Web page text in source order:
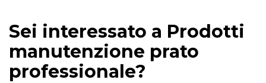
Sei interessato a Prodotti
manutenzione prato
professionale?